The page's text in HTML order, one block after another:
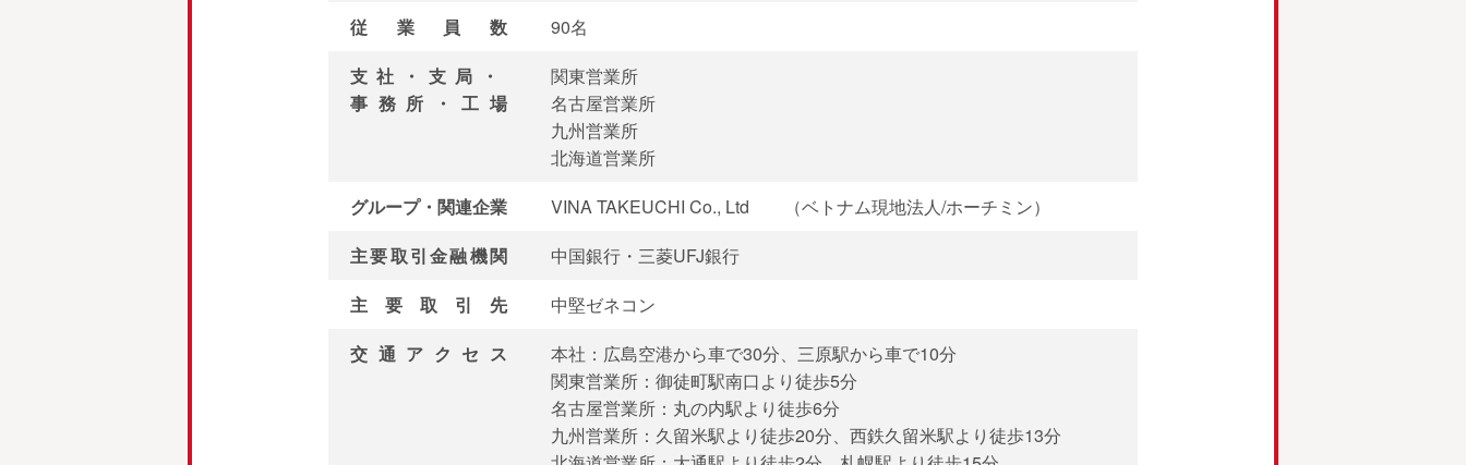
従業員数
90名
支社・支局・
事務所・工場
関東営業所
名古屋営業所
九州営業所
北海道営業所
グループ・関連企業
VINA TAKEUCHI Co., Ltd （ベトナム現地法人/ホーチミン）
主要取引金融機関
中国銀行・三菱UFJ銀行
主要取引先
中堅ゼネコン
交通アクセス
本社：広島空港から車で30分、三原駅から車で10分
関東営業所：御徒町駅南口より徒歩5分
名古屋営業所：丸の内駅より徒歩6分
九州営業所：久留米駅より徒歩20分、西鉄久留米駅より徒歩13分